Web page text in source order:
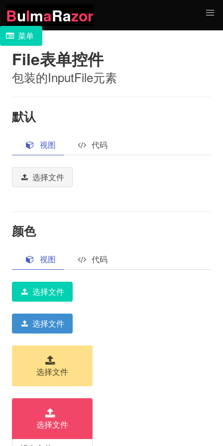
BulmaRazor
菜单
File表单控件
包装的InputFile元素
默认
视图 代码
选择文件
颜色
视图 代码
选择文件
选择文件
选择文件
选择文件